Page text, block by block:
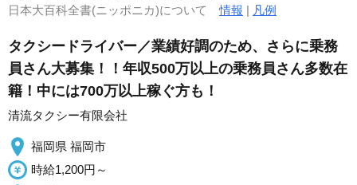
日本大百科全書(ニッポニカ)について情報 | 凡例
タクシードライバー／業績好調のため、さらに乗務
員さん大募集！！年収500万以上の乗務員さん多数在
籍！中には700万以上稼ぐ方も！
清流タクシー有限会社
福岡県 福岡市
時給1,200円～